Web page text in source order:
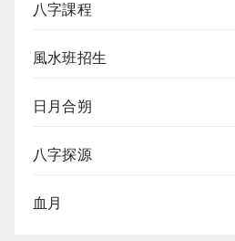
八字課程
風水班招生
日月合朔
八字探源
血月